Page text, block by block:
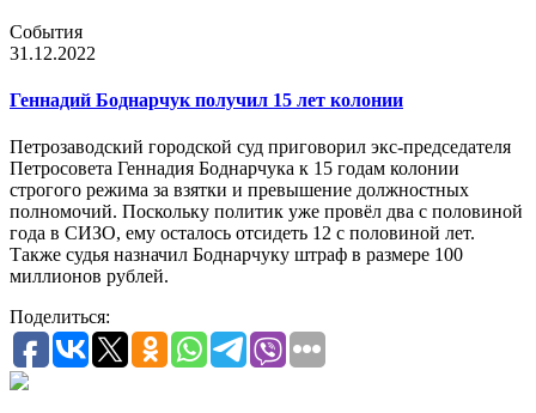
События
31.12.2022
Геннадий Боднарчук получил 15 лет колонии
Петрозаводский городской суд приговорил экс-председателя
Петросовета Геннадия Боднарчука к 15 годам колонии
строгого режима за взятки и превышение должностных
полномочий. Поскольку политик уже провёл два с половиной
года в СИЗО, ему осталось отсидеть 12 с половиной лет.
Также судья назначил Боднарчуку штраф в размере 100
миллионов рублей.
Поделиться: